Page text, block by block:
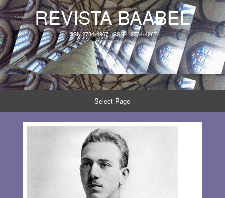
REVISTA BAABEL
ISSN 2734-4967, ISSN-L 2734-4967
Select Page